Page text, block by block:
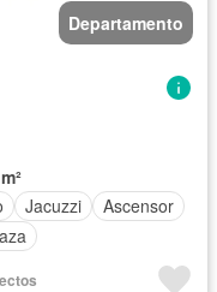
Departamento
Jacuzzi
Ascensor